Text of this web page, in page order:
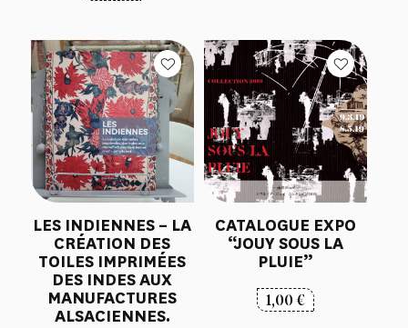
LES INDIENNES – LA
CRÉATION DES
TOILES IMPRIMÉES
DES INDES AUX
MANUFACTURES
ALSACIENNES.
CATALOGUE EXPO
“JOUY SOUS LA
PLUIE”
1,00€